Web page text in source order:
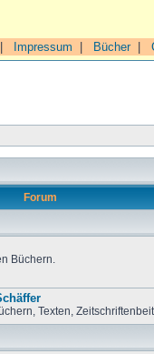
Impressum Bücher|
Forum
Büchern.
Texten,